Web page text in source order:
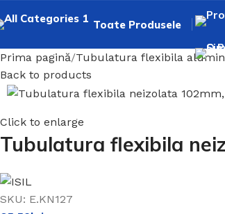
Toate Produsele
Prima pagină Tubulatura flexibila
Back to products
Click to enlarge
Tubulatura flexibila
SKU: E.KN127